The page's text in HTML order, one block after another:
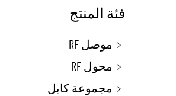
فئة المنتج
موصل RF
محول RF
مجموعة كابل